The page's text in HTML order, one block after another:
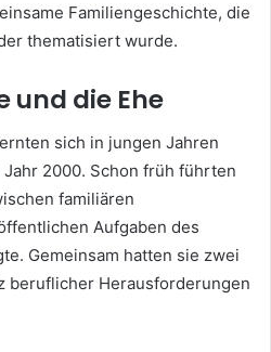
Familiengeschichte, die
thematisiert wurde.
und die Ehe
sich in jungen Jahren
2000. Schon früh führten
familiären
Aufgaben des
Gemeinsam hatten sie zwei
beruflicher Herausforderungen